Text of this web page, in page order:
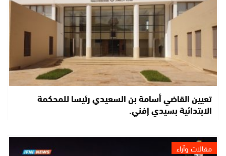
تعيين القاضي أسامة بن السعيدي رئيسا للمحكمة
الابتدائية بسيدي إفني.
مقالات وآراء